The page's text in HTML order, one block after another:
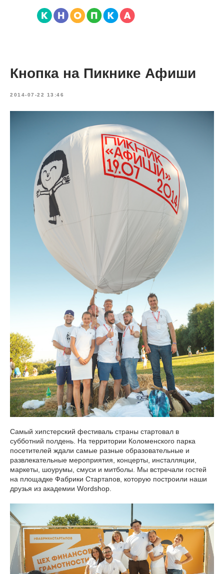
Кнопка на Пикнике Афиши
2014-07-22 13:46
Самый хипстерский фестиваль страны стартовал в
субботний полдень. На территории Коломенского парка
посетителей ждали самые разные образовательные и
развлекательные мероприятия, концерты, инсталляции,
маркеты, шоурумы, смуси и митболы. Мы встречали гостей
на площадке Фабрики Стартапов, которую построили наши
друзья из академии Wordshop.